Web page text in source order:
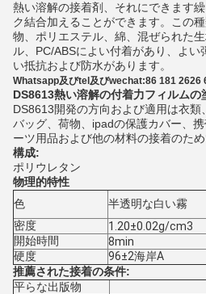
熱い溶解の接着剤、それにできます
ク結合加えることができます。この
物、ポリエステル、綿、混ぜられた
ル、PC/ABSによい付着があり、よ
い抵抗および防水があります。
Whatsapp及びtel及びwechat:86 181 2626
DS8613熱い溶解の付着力フィルムの
DS8613開発の方向および適用は衣類
バッグ、荷物、ipadの保護カバー、
ーツ用品および他の材料の接着のため
構成:
ポリウレタン
物理的特性
色
半透明な白い霧
密度
1.20±0.02g/cm3
開始時間
8min
硬度
96±2海岸A
推薦された接着の条件:
平らな出版物